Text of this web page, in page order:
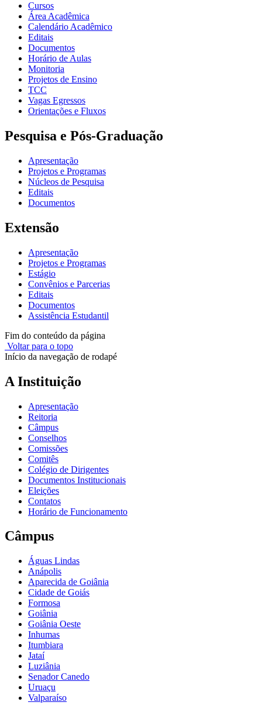
Cursos
Área Acadêmica
Calendário Acadêmico
Editais
Documentos
Horário de Aulas
Monitoria
Projetos de Ensino
TCC
Vagas Egressos
Orientações e Fluxos
Pesquisa e Pós-Graduação
Apresentação
Projetos e Programas
Núcleos de Pesquisa
Editais
Documentos
Extensão
Apresentação
Projetos e Programas
Estágio
Convênios e Parcerias
Editais
Documentos
Assistência Estudantil
Fim do conteúdo da página
Voltar para o topo
Início da navegação de rodapé
A Instituição
Apresentação
Reitoria
Câmpus
Conselhos
Comissões
Comitês
Colégio de Dirigentes
Documentos Institucionais
Eleições
Contatos
Horário de Funcionamento
Câmpus
Águas Lindas
Anápolis
Aparecida de Goiânia
Cidade de Goiás
Formosa
Goiânia
Goiânia Oeste
Inhumas
Itumbiara
Jataí
Luziânia
Senador Canedo
Uruaçu
Valparaíso